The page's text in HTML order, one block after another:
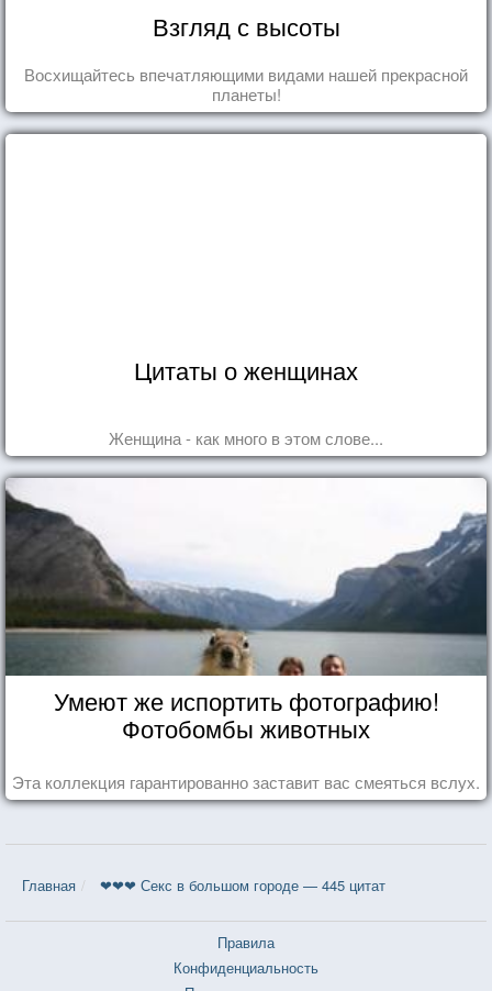
Взгляд с высоты
Восхищайтесь впечатляющими видами нашей прекрасной
планеты!
Цитаты о женщинах
Женщина - как много в этом слове...
Умеют же испортить фотографию!
Фотобомбы животных
Эта коллекция гарантированно заставит вас смеяться вслух.
Главная ❤❤❤ Секс в большом городе — 445 цитат
Правила
Конфиденциальность